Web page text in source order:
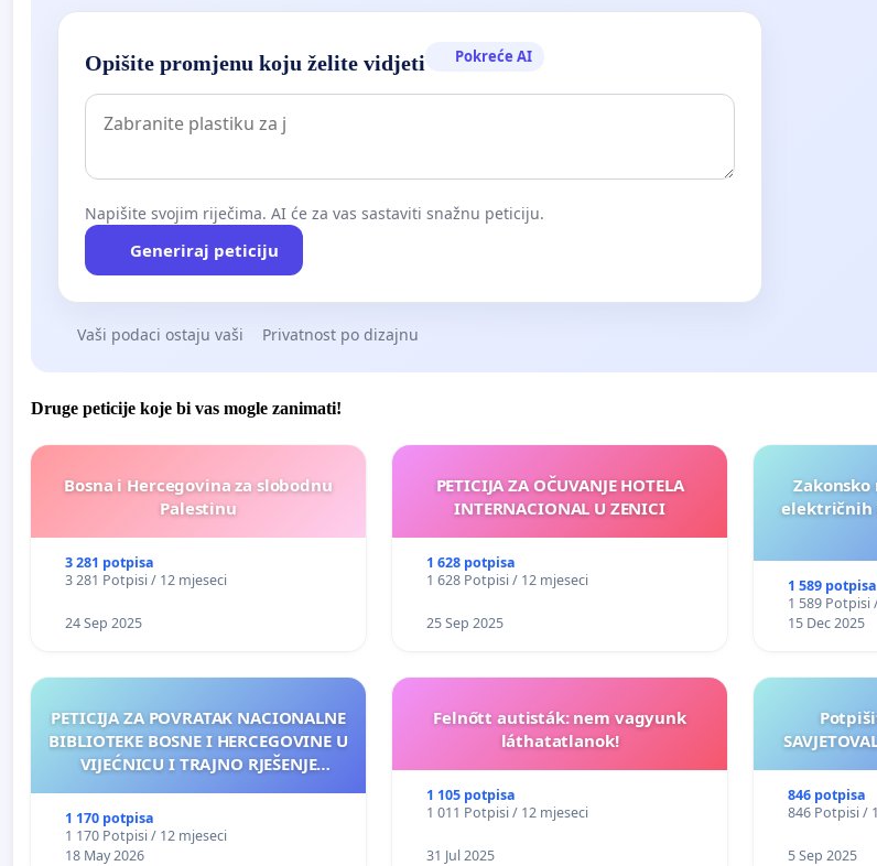
Opišite promjenu koju želite vidjeti Pokreće AI
Napišite svojim riječima. AI će za vas sastaviti snažnu peticiju.
Generiraj peticiju
Vaši podaci ostaju vaši Privatnost po dizajnu
Druge peticije koje bi vas mogle zanimati!
Bosna i Hercegovina za slobodnu
Palestinu
3 281 potpisa
3 281 Potpisi / 12 mjeseci
24 Sep 2025
PETICIJA ZA OČUVANJE HOTELA
INTERNACIONAL U ZENICI
1 628 potpisa
1 628 Potpisi / 12 mjeseci
25 Sep 2025
električnih
1 589 potpisa
1 589 Potpisi
15 Dec 2025
PETICIJA ZA POVRATAK NACIONALNE
BIBLIOTEKE BOSNE I HERCEGOVINE U
VIJEĆNICU I TRAJNO RJEŠENJE
1 170 potpisa
1 170 Potpisi / 12 mjeseci
18 May 2026
Felnőtt autisták: nem vagyunk
láthatatlanok!
1 105 potpisa
1 011 Potpisi / 12 mjeseci
31 Jul 2025
846 potpisa
846 Potpisi /
5 Sep 2025